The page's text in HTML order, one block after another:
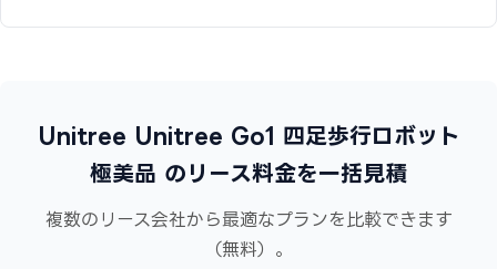
Unitree Unitree Go1 四足歩行ロボット
極美品 のリース料金を一括見積
複数のリース会社から最適なプランを比較できます
（無料）。